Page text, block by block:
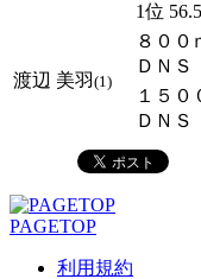
1位
渡辺 美羽 (1)
８００
ＤＮＳ
１５０
ＤＮＳ
PAGETOP
利用規約